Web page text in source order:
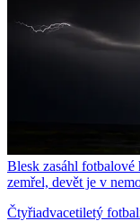
Blesk zasáhl fotbalové
zemřel, devět je v
Čtyřiadvacetiletý